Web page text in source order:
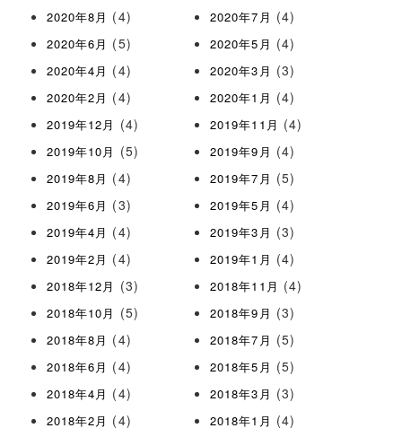
2020年8月 (4) 2020年7月 (4)
2020年6月 (5) 2020年5月 (4)
2020年4月 (4) 2020年3月 (3)
2020年2月 (4) 2020年1月 (4)
2019年12月 (4) 2019年11月 (4)
2019年10月 (5) 2019年9月 (4)
2019年8月 (4) 2019年7月 (5)
2019年6月 (3) 2019年5月 (4)
2019年4月 (4) 2019年3月 (3)
2019年2月 (4) 2019年1月 (4)
2018年12月 (3) 2018年11月 (4)
2018年10月 (5) 2018年9月 (3)
2018年8月 (4) 2018年7月 (5)
2018年6月 (4) 2018年5月 (5)
2018年4月 (4) 2018年3月 (3)
2018年2月 (4) 2018年1月 (4)